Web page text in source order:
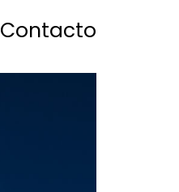
Contacto